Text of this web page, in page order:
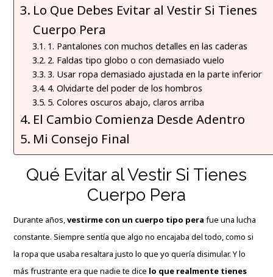
Lo Que Debes Evitar al Vestir Si Tienes
Cuerpo Pera
1. Pantalones con muchos detalles en las caderas
2. Faldas tipo globo o con demasiado vuelo
3. Usar ropa demasiado ajustada en la parte inferior
4. Olvidarte del poder de los hombros
5. Colores oscuros abajo, claros arriba
El Cambio Comienza Desde Adentro
Mi Consejo Final
Qué Evitar al Vestir Si Tienes
Cuerpo Pera
Durante años,vestirme con un cuerpo tipo pera fue una lucha
constante. Siempre sentía que algo no encajaba del todo, como si
la ropa que usaba resaltara justo lo que yo quería disimular. Y lo
más frustrante era que nadie te dice lo que realmente tienes